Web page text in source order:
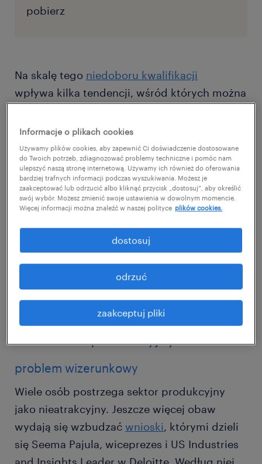
pobierz
Na skalę tego niedoboru kwalifikacji
wpływa kilka tendencji, wśród których można
i stopniowe przechodzenie kolejnych
roczników na emeryturę czy przemiany
technologiczne.
Przyjrzeliśmy się największym wyzwaniom
rekrutacyjnym, z którymi mierzą się obecnie
pracodawcy w sektorze produkcyjnym, i
wskazówki dotyczące tego, jak można
sprostać tym wyzwaniom.
wyzwania związane z rekrutacją
wykwalifikowanych pracowników
problem wizerunkowy
Wiele osób postrzega sektor produkcyjny
jako nieatrakcyjny. Jeszcze więcej obaw
wydają się wzbudzać wnioski, którymi dzieli
się Seema Pajula, wiceprezes i US Industries
Informacje o plikach cookies
Używamy plików cookies, aby zapewnić Ci doświadczenie dostosowane
do Twoich potrzeb, zdiagnozować problemy techniczne i pomóc nam
ulepszyć naszą stronę internetową. Używamy ich również do oferowania
bardziej trafnych informacji podczas wyszukiwania. Możesz je
zaakceptować lub odrzucić albo kliknąć przycisk „dostosuj”, aby określić
swój wybór. Możesz zmienić swoje ustawienia w dowolnym momencie.
Więcej informacji można znaleźć w naszej polityce plików cookies.
zaakceptuj pliki
odrzuć
dostosuj